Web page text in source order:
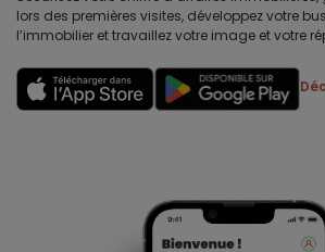
lors des premières visites, développez votre
l’immobilier et travaillez votre image et votre